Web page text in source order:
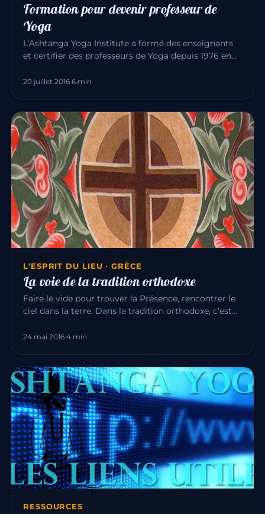
Formation pour devenir professeur de
Yoga
L’Ashtanga Yoga Institute a formé des enseignants
et certifier des professeurs de Yoga depuis 1976 en
20 juillet 2016·6 min
L'ESPRIT DU LIEU · GRÈCE
La voie de la tradition orthodoxe
Faire le vide pour trouver la Présence, rencontrer le
ciel dans la terre. Dans la tradition orthodoxe, c’est
24 mai 2016·4 min
RESSOURCES